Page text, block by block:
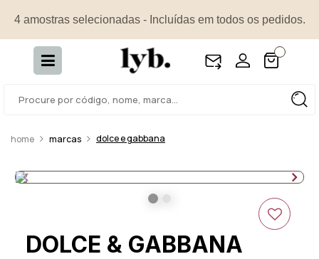
4 amostras selecionadas - Incluídas em todos os pedidos.
marcas dolce e gabbana
DOLCE & GABBANA